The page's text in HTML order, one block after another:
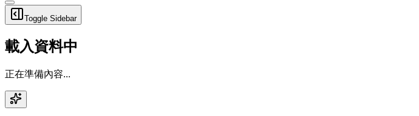
Toggle Sidebar
載入資料中
正在準備內容...